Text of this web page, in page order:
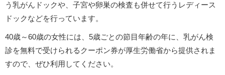
う乳がんドックや、子宮や卵巣の検査も併せて行うレディース
ドックなどを行っています。
40歳～60歳の女性には、5歳ごとの節目年齢の年に、乳がん検
診を無料で受けられるクーポン券が厚生労働省から提供されま
すので、ぜひ利用してください。